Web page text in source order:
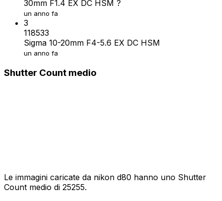
30mm F1.4 EX DC HSM ?
un anno fa
3
118533
Sigma 10-20mm F4-5.6 EX DC HSM
un anno fa
Shutter Count medio
Le immagini caricate da nikon d80 hanno uno Shutter
Count medio di 25255.